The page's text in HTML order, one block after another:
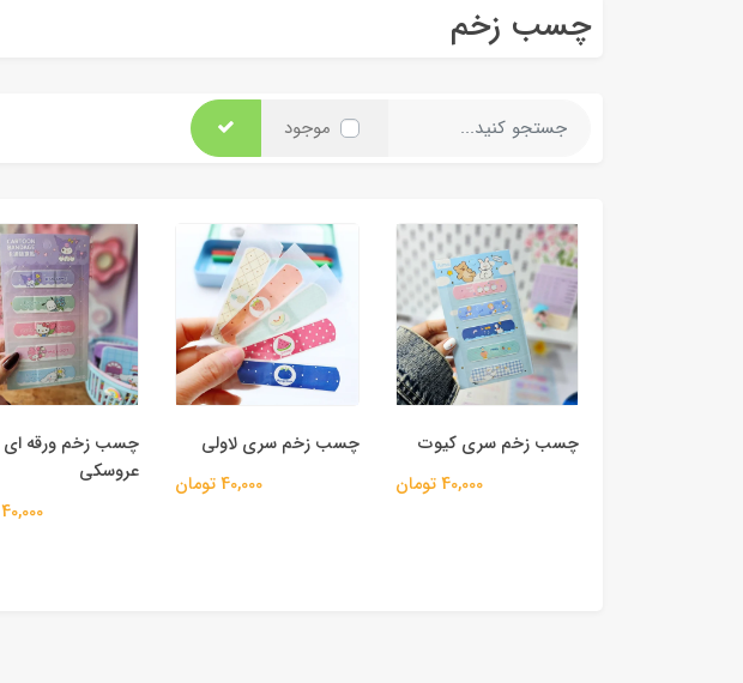
چسب زخم
موجود
چسب زخم سری کیوت
40,000 تومان
چسب زخم سری لاولی
40,000 تومان
چسب زخم ورقه ای
عروسکی
40,000 تومان